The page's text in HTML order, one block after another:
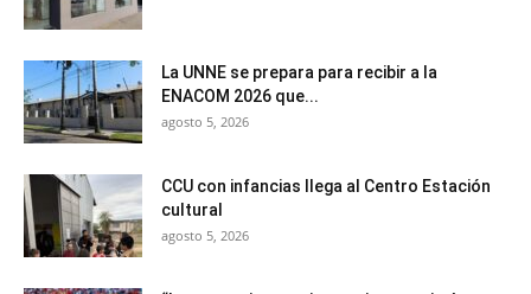
La UNNE se prepara para recibir a la
ENACOM 2026 que...
agosto 5, 2026
CCU con infancias llega al Centro Estación
cultural
agosto 5, 2026